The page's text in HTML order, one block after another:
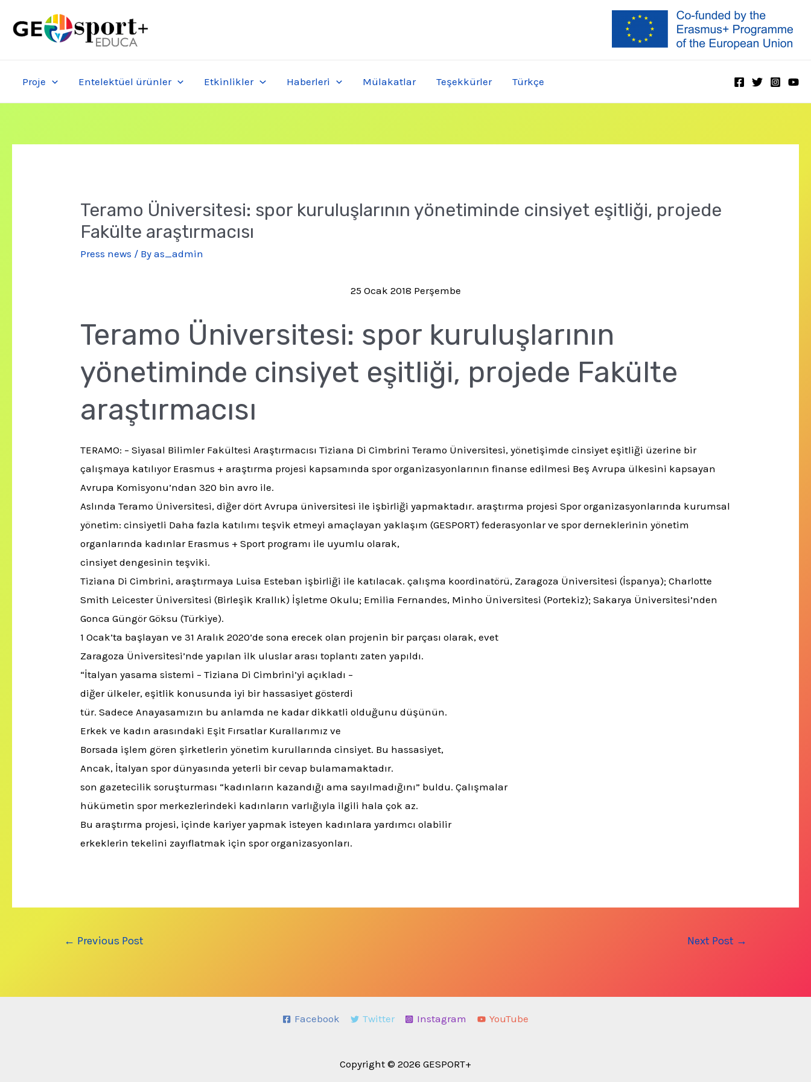
Proje Entelektüel ürünler Etkinlikler Haberleri Mülakatlar Teşekkürler Türkçe
Teramo Üniversitesi: spor kuruluşlarının yönetiminde cinsiyet eşitliği, projede
Fakülte araştırmacısı
Press news / Byas_admin
25 Ocak 2018 Perşembe
Teramo Üniversitesi: spor kuruluşlarının
yönetiminde cinsiyet eşitliği, projede Fakülte
araştırmacısı
TERAMO: – Siyasal Bilimler Fakültesi Araştırmacısı Tiziana Di CimbriniTeramo Üniversitesi, yönetişimde cinsiyet eşitliği üzerine bir
çalışmaya katılıyor Erasmus + araştırma projesi kapsamında spor organizasyonlarının finanse edilmesi Beş Avrupa ülkesini kapsayan
Avrupa Komisyonu’ndan 320 bin avro ile.
Aslında Teramo Üniversitesi, diğer dört Avrupa üniversitesi ile işbirliği yapmaktadır. araştırma projesi Spor organizasyonlarında kurumsal
yönetim: cinsiyetli Daha fazla katılımı teşvik etmeyi amaçlayan yaklaşım (GESPORT)federasyonlar ve spor derneklerinin yönetim
organlarında kadınlarErasmus + Sport programı ile uyumlu olarak,
cinsiyet dengesinin teşviki.
Tiziana Di Cimbrini, araştırmaya Luisa Esteban işbirliği ile katılacak.çalışma koordinatörü, Zaragoza Üniversitesi (İspanya);Charlotte
Smith Leicester Üniversitesi (Birleşik Krallık) İşletme Okulu; Emilia Fernandes, Minho Üniversitesi (Portekiz);Sakarya Üniversitesi’nden
Gonca Güngör Göksu (Türkiye).
1 Ocak’ta başlayan ve 31 Aralık 2020’de sona erecek olan projenin bir parçası olarak, evet
Zaragoza Üniversitesi’nde yapılan ilk uluslar arası toplantı zaten yapıldı.
“İtalyan yasama sistemi – Tiziana Di Cimbrini’yi açıkladı –
diğer ülkeler, eşitlik konusunda iyi bir hassasiyet gösterdi
tür.Sadece Anayasamızın bu anlamda ne kadar dikkatli olduğunu düşünün.
Erkek ve kadın arasındaki Eşit Fırsatlar Kurallarımız ve
Borsada işlem gören şirketlerin yönetim kurullarında cinsiyet. Bu hassasiyet,
Ancak, İtalyan spor dünyasında yeterli bir cevap bulamamaktadır.
son gazetecilik soruşturması “kadınların kazandığı ama sayılmadığını” buldu.Çalışmalar
hükümetin spor merkezlerindeki kadınların varlığıyla ilgili hala çok az.
Bu araştırma projesi, içinde kariyer yapmak isteyen kadınlara yardımcı olabilir
erkeklerin tekelini zayıflatmak için spor organizasyonları.
← Previous Post Next Post →
Facebook Twitter Instagram YouTube
Copyright © 2026 GESPORT+